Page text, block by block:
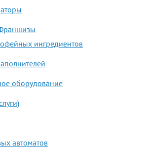
ингредиентов
оборудование
автоматов